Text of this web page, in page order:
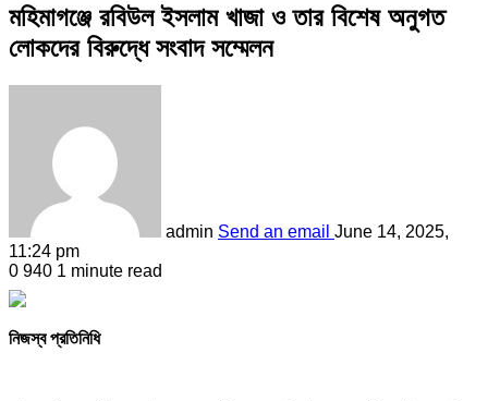
মহিমাগঞ্জে রবিউল ইসলাম খাজা ও তার বিশেষ অনুগত
লোকদের বিরুদ্ধে সংবাদ সম্মেলন
admin Send an email June 14, 2025,
11:24 pm
0 940 1 minute read
নিজস্ব প্রতিনিধি